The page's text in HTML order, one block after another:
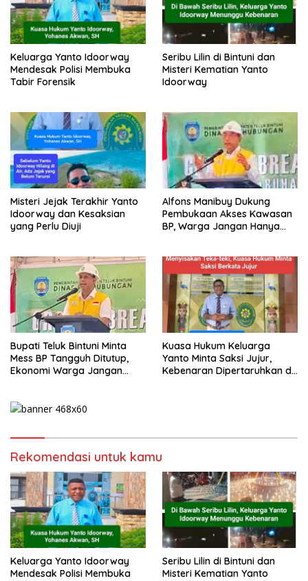
Keluarga Yanto Idoorway
Mendesak Polisi Membuka
Tabir Forensik
Seribu Lilin di Bintuni dan
Misteri Kematian Yanto
Idoorway
Misteri Jejak Terakhir Yanto
Idoorway dan Kesaksian
yang Perlu Diuji
Alfons Manibuy Dukung
Pembukaan Akses Kawasan
BP, Warga Jangan Hanya
Bupati Teluk Bintuni Minta
Mess BP Tangguh Ditutup,
Ekonomi Warga Jangan
Kuasa Hukum Keluarga
Yanto Minta Saksi Jujur,
Kebenaran Dipertaruhkan di
Rekomendasi untuk kamu
Keluarga Yanto Idoorway
Mendesak Polisi Membuka
Seribu Lilin di Bintuni dan
Misteri Kematian Yanto